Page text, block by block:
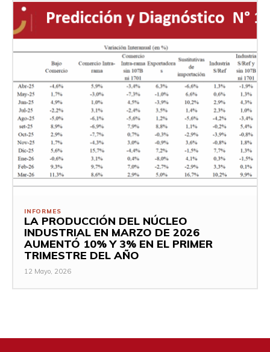
INFORMES
LA PRODUCCIÓN DEL NÚCLEO
INDUSTRIAL EN MARZO DE 2026
AUMENTÓ 10% Y 3% EN EL PRIMER
TRIMESTRE DEL AÑO
12 Mayo, 2026